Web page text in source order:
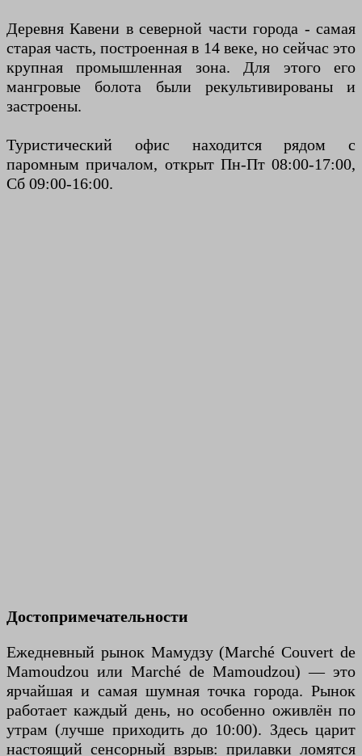
Деревня Кавени в северной части города - самая
старая часть, построенная в 14 веке, но сейчас это
крупная промышленная зона. Для этого его
мангровые болота были рекультивированы и
застроены.
Туристический офис находится рядом с
паромным причалом, открыт Пн-Пт 08:00-17:00,
Сб 09:00-16:00.
Достопримечательности
Ежедневный рынок Мамудзу (Marché Couvert de
Mamoudzou или Marché de Mamoudzou) — это
ярчайшая и самая шумная точка города. Рынок
работает каждый день, но особенно оживлён по
утрам (лучше приходить до 10:00). Здесь царит
настоящий сенсорный взрыв: прилавки ломятся